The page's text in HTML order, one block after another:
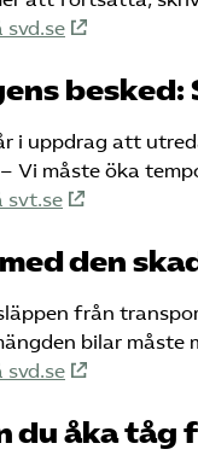
svd.se
i uppdrag att
Vi måste öka
svt.se
den
från
bilar måste
svd.se
du åka